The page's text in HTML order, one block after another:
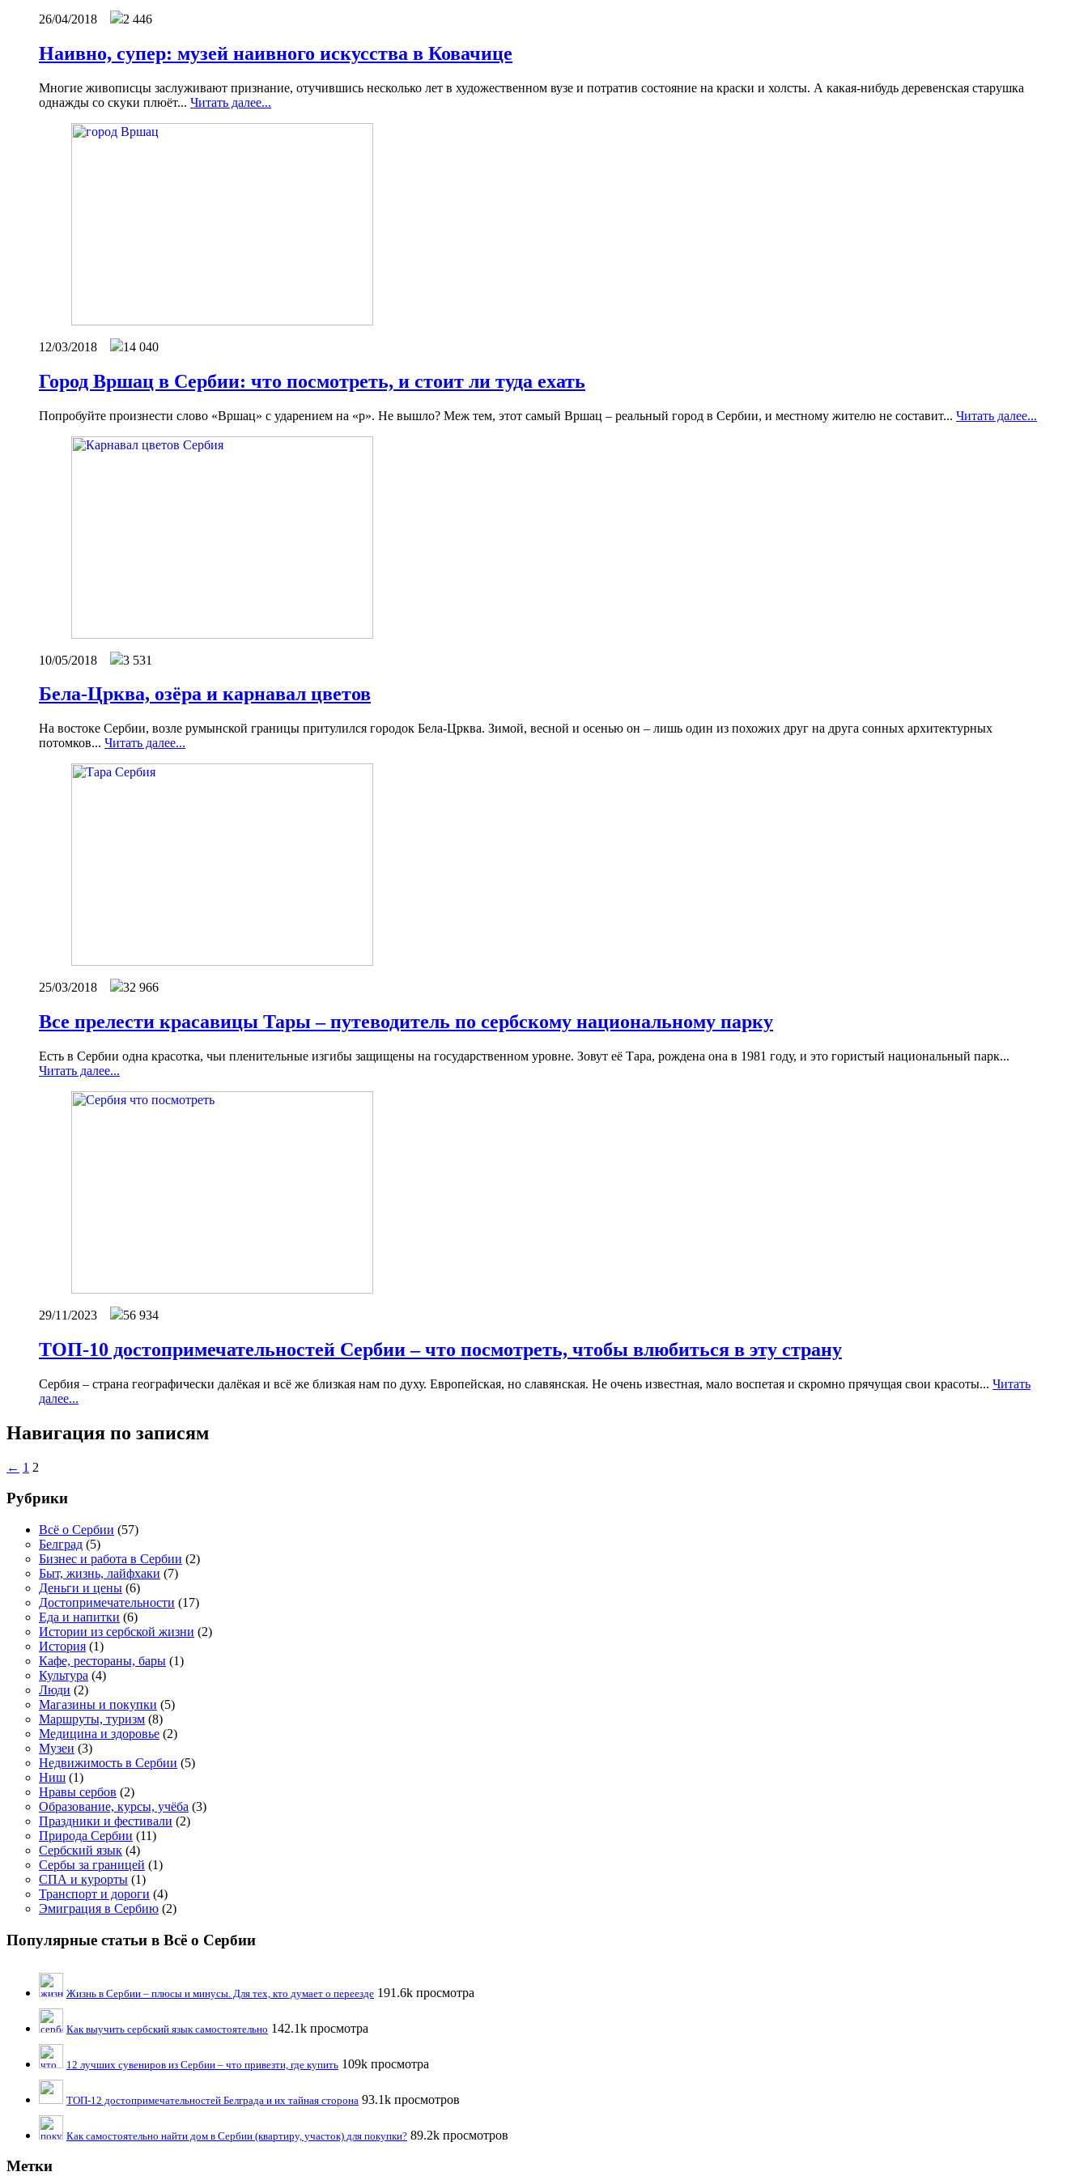
26/04/2018 2 446
Наивно, супер: музей наивного искусства в Ковачице
Многие живописцы заслуживают признание, отучившись несколько лет в художественном вузе и потратив состояние на краски и холсты. А какая-нибудь деревенская старушка
однажды со скуки плюёт... Читать далее...
12/03/2018 14 040
Город Вршац в Сербии: что посмотреть, и стоит ли туда ехать
Попробуйте произнести слово «Вршац» с ударением на «р». Не вышло? Меж тем, этот самый Вршац – реальный город в Сербии, и местному жителю не составит... Читать далее...
10/05/2018 3 531
Бела-Црква, озёра и карнавал цветов
На востоке Сербии, возле румынской границы притулился городок Бела-Црква. Зимой, весной и осенью он – лишь один из похожих друг на друга сонных архитектурных
потомков... Читать далее...
25/03/2018 32 966
Все прелести красавицы Тары – путеводитель по сербскому национальному парку
Есть в Сербии одна красотка, чьи пленительные изгибы защищены на государственном уровне. Зовут её Тара, рождена она в 1981 году, и это гористый национальный парк...
Читать далее...
29/11/2023 56 934
ТОП-10 достопримечательностей Сербии – что посмотреть, чтобы влюбиться в эту страну
Сербия – страна географически далёкая и всё же близкая нам по духу. Европейская, но славянская. Не очень известная, мало воспетая и скромно прячущая свои красоты... Читать
далее...
Навигация по записям
← 1 2
Рубрики
Всё о Сербии (57)
Белград (5)
Бизнес и работа в Сербии (2)
Быт, жизнь, лайфхаки (7)
Деньги и цены (6)
Достопримечательности (17)
Еда и напитки (6)
Истории из сербской жизни (2)
История (1)
Кафе, рестораны, бары (1)
Культура (4)
Люди (2)
Магазины и покупки (5)
Маршруты, туризм (8)
Медицина и здоровье (2)
Музеи (3)
Недвижимость в Сербии (5)
Ниш (1)
Нравы сербов (2)
Образование, курсы, учёба (3)
Праздники и фестивали (2)
Природа Сербии (11)
Сербский язык (4)
Сербы за границей (1)
СПА и курорты (1)
Транспорт и дороги (4)
Эмиграция в Сербию (2)
Популярные статьи в Всё о Сербии
Жизнь в Сербии – плюсы и минусы. Для тех, кто думает о переезде 191.6k просмотра
Как выучить сербский язык самостоятельно 142.1k просмотра
12 лучших сувениров из Сербии – что привезти, где купить 109k просмотра
ТОП-12 достопримечательностей Белграда и их тайная сторона 93.1k просмотров
Как самостоятельно найти дом в Сербии (квартиру, участок) для покупки? 89.2k просмотров
Метки